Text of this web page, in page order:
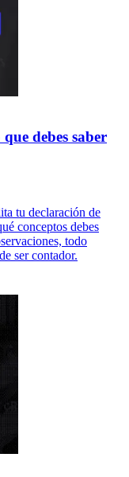
debes saber
tu declaración de
conceptos debes
todo
ser contador.